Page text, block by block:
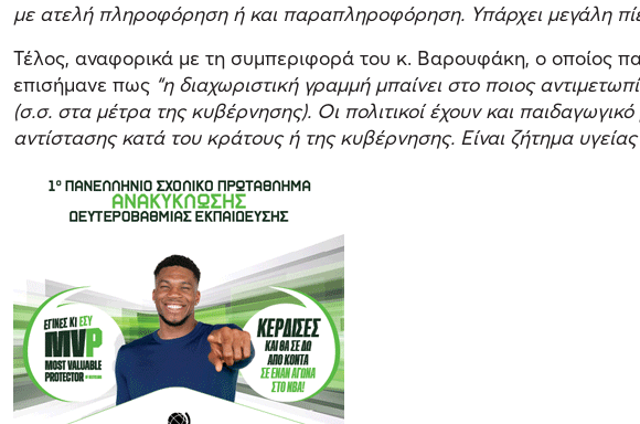
με ατελή πληροφόρηση ή και παραπληροφόρηση. Υπάρχει μεγάλη
Τέλος, αναφορικά με τη συμπεριφορά του κ. Βαρουφάκη, ο οποίος
επισήμανε πως “η διαχωριστική γραμμή μπαίνει στο ποιος
(σ.σ. στα μέτρα της κυβέρνησης). Οι πολιτικοί έχουν και
αντίστασης κατά του κράτους ή της κυβέρνησης. Είναι ζήτημα